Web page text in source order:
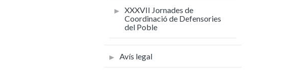
XXXVII Jornades de
Coordinació de Defensories
del Poble
Avís legal